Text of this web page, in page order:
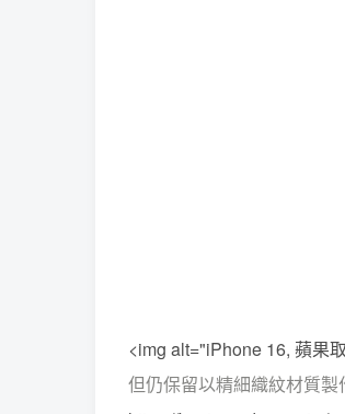
<img alt="iPhone 16, 蘋果
但仍保留以精細織紋材質